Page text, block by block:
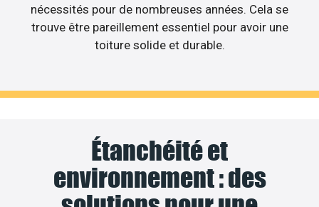
nécessités pour de nombreuses années. Cela se
trouve être pareillement essentiel pour avoir une
toiture solide et durable.
Étanchéité et
environnement : des